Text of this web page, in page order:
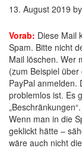
13. August 2019 by
Vorab: Diese Mail
Spam. Bitte nicht
Mail löschen. Wer
(zum Beispiel
PayPal anmelden.
problemlos ist. Es
Wenn man in die
geklickt hätte –
wäre auch nicht